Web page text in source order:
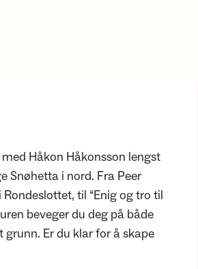
Håkon Håkonsson lengst
Snøhetta i nord. Fra Peer
til “Enig og tro til
beveger du deg på både
Er du klar for å skape